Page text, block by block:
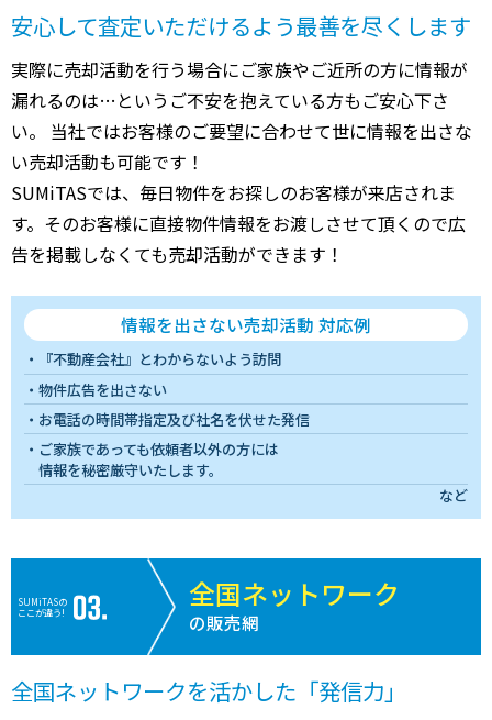
安心して査定いただけるよう最善を尽くします
実際に売却活動を行う場合にご家族やご近所の方に情報が
漏れるのは…というご不安を抱えている方もご安心下さ
い。 当社ではお客様のご要望に合わせて世に情報を出さな
い売却活動も可能です！
SUMiTASでは、毎日物件をお探しのお客様が来店されま
す。そのお客様に直接物件情報をお渡しさせて頂くので広
告を掲載しなくても売却活動ができます！
情報を出さない売却活動 対応例
『不動産会社』とわからないよう訪問
物件広告を出さない
お電話の時間帯指定及び社名を伏せた発信
ご家族であっても依頼者以外の方には
情報を秘密厳守いたします。
など
SUMiTASの
ここが違う!
全国ネットワーク
の販売網
全国ネットワークを活かした「発信力」